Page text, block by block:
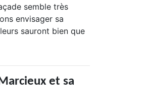
semble très
envisager sa
sauront bien que
et sa